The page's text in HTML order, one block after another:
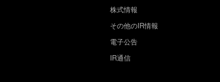
株式情報
その他のIR情報
電子公告
IR通信